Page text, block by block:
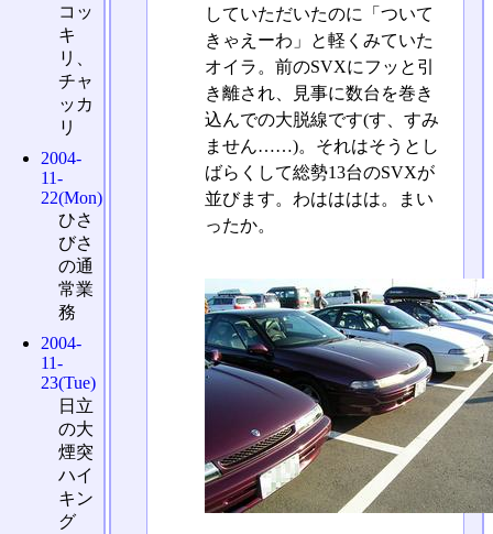
していただいたのに「ついて
きゃえーわ」と軽くみていた
オイラ。前のSVXにフッと引
き離され、見事に数台を巻き
込んでの大脱線です(す、すみ
ません……)。それはそうとし
ばらくして総勢13台のSVXが
並びます。わはははは。まい
ったか。
コッ
キ
リ、
チャ
ッカ
リ
2004-
11-
22(Mon)
ひさ
びさ
の通
常業
務
2004-
11-
23(Tue)
日立
の大
煙突
ハイ
キン
グ